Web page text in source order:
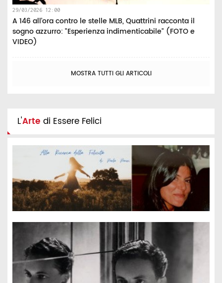
29/03/2026 12:00
A 146 all’ora contro le stelle MLB, Quattrini racconta il
sogno azzurro: "Esperienza indimenticabile" (FOTO e
VIDEO)
MOSTRA TUTTI GLI ARTICOLI
L'Arte di Essere Felici